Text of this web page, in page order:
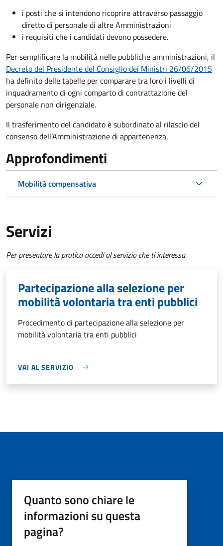
i posti che si intendono ricoprire attraverso passaggio
diretto di personale di altre Amministrazioni
i requisiti che i candidati devono possedere.
Per semplificare la mobilità nelle pubbliche amministrazioni, il
Decreto del Presidente del Consiglio dei Ministri 26/06/2015
ha definito delle tabelle per comparare tra loro i livelli di
inquadramento di ogni comparto di contrattazione del
personale non dirigenziale.
Il trasferimento del candidato è subordinato al rilascio del
consenso dell’Amministrazione di appartenenza.
Approfondimenti
Mobilità compensativa
Servizi
Per presentare la pratica accedi al servizio che ti interessa
Partecipazione alla selezione per
mobilità volontaria tra enti pubblici
Procedimento di partecipazione alla selezione per
mobilità volontaria tra enti pubblici
VAI AL SERVIZIO
Quanto sono chiare le
informazioni su questa
pagina?